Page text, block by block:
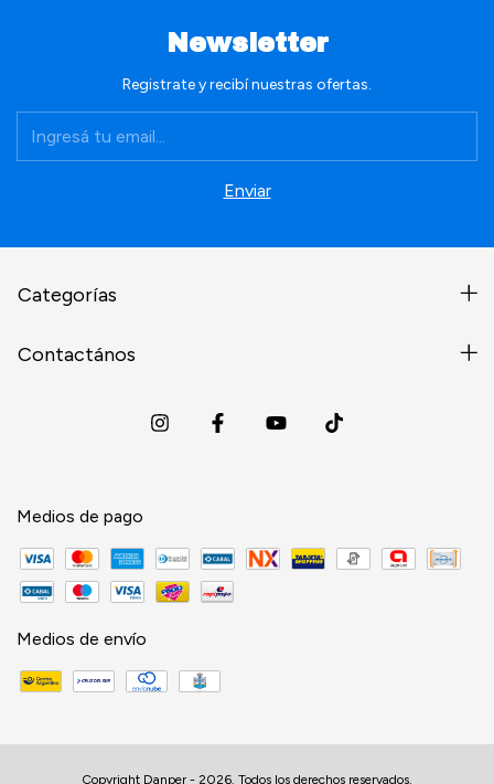
Newsletter
Registrate y recibí nuestras ofertas.
Categorías
Contactános
Medios de pago
Medios de envío
Copyright Danper - 2026. Todos los derechos reservados.